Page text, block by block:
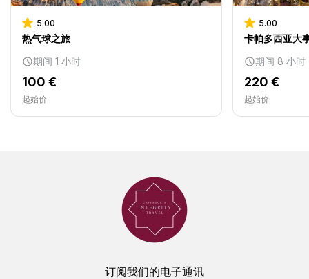
5.00
热气球之旅
期间 1 小时
100 €
起始价
5.00
卡帕多西亚大
期间 8 小时
220 €
起始价
订阅我们的电子通讯